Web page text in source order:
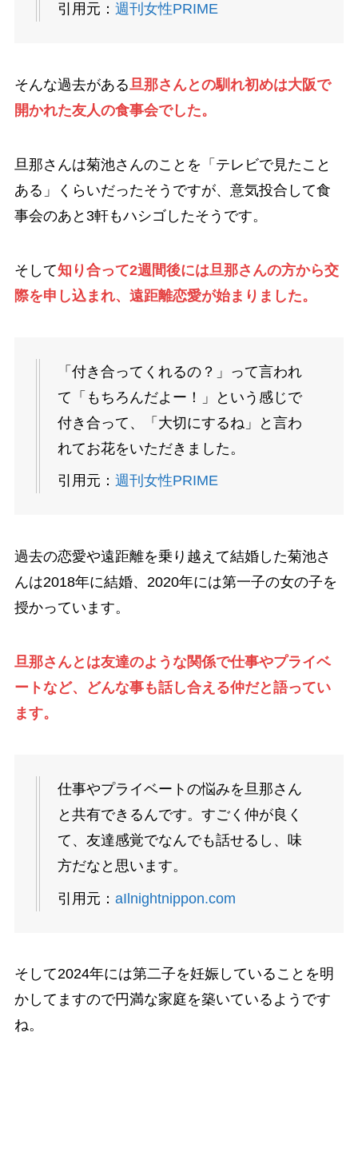
引用元： 週刊女性PRIME
そんな過去がある旦那さんとの馴れ初めは大阪で
開かれた友人の食事会でした。
旦那さんは菊池さんのことを「テレビで見たこと
ある」くらいだったそうですが、意気投合して食
事会のあと3軒もハシゴしたそうです。
そして知り合って2週間後には旦那さんの方から交
際を申し込まれ、遠距離恋愛が始まりました。
「付き合ってくれるの？」って言われ
て「もちろんだよー！」という感じで
付き合って、「大切にするね」と言わ
れてお花をいただきました。
引用元： 週刊女性PRIME
過去の恋愛や遠距離を乗り越えて結婚した菊池さ
んは2018年に結婚、2020年には第一子の女の子を
授かっています。
旦那さんとは友達のような関係で仕事やプライベ
ートなど、どんな事も話し合える仲だと語ってい
ます。
仕事やプライベートの悩みを旦那さん
と共有できるんです。すごく仲が良く
て、友達感覚でなんでも話せるし、味
方だなと思います。
引用元： aIlnightnippon.com
そして2024年には第二子を妊娠していることを明
かしてますので円満な家庭を築いているようです
ね。